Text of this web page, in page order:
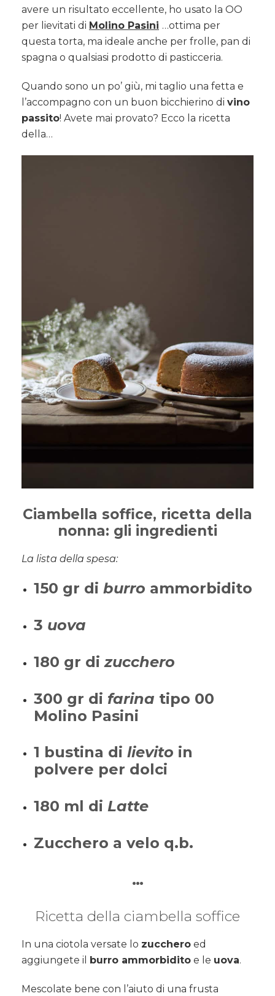
avere un risultato eccellente, ho usato la OO
per lievitati di Molino Pasini …ottima per
questa torta, ma ideale anche per frolle, pan di
spagna o qualsiasi prodotto di pasticceria.
Quando sono un po’ giù, mi taglio una fetta e
l’accompagno con un buon bicchierino di vino
passito! Avete mai provato? Ecco la ricetta
della…
Ciambella soffice, ricetta della
nonna: gli ingredienti
La lista della spesa:
150 gr di burro ammorbidito
3 uova
180 gr dizucchero
300 gr di farina tipo 00
Molino Pasini
1 bustina di lievito in
polvere per dolci
180 ml di Latte
Zucchero a velo q.b.
…
Ricetta della ciambella soffice
In una ciotola versate lo zucchero ed
aggiungete il burro ammorbidito e le uova.
Mescolate bene con l’aiuto di una frusta